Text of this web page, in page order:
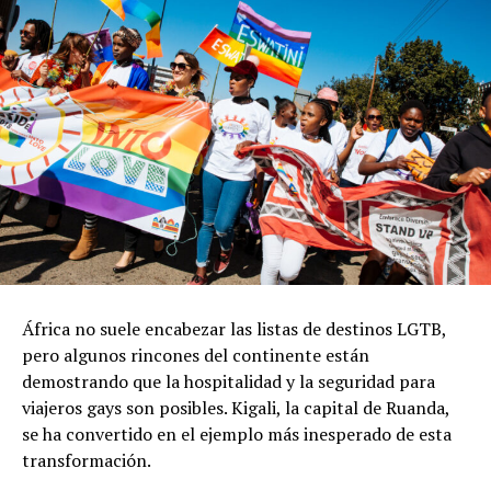
África no suele encabezar las listas de destinos LGTB,
pero algunos rincones del continente están
demostrando que la hospitalidad y la seguridad para
viajeros gays son posibles. Kigali, la capital de Ruanda,
se ha convertido en el ejemplo más inesperado de esta
transformación.